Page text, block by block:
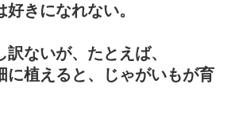
きになれない。
訳ないが、たとえば、
に植えると、じゃがいもが育